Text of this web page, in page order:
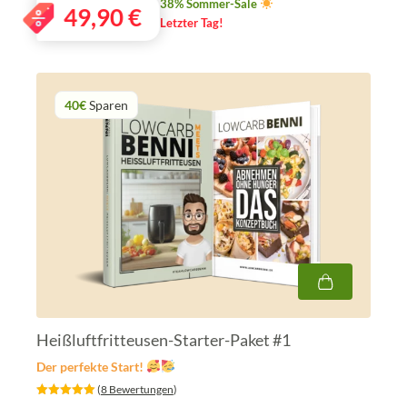
49,90€
38% Sommer-Sale
Letzter Tag!
40€Sparen
Heißluftfritteusen-Starter-Paket #1
Der perfekte Start!
‎ (8 Bewertungen)